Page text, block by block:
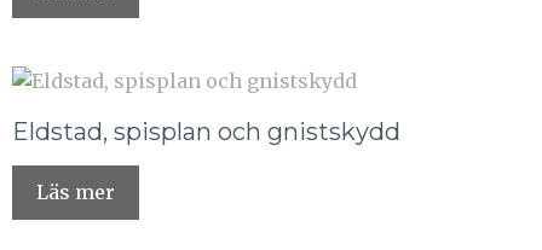
Eldstad, spisplan och gnistskydd
Läs mer